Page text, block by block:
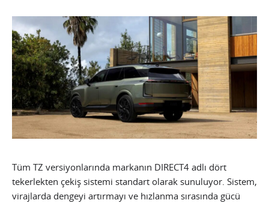
Tüm TZ versiyonlarında markanın DIRECT4 adlı dört
tekerlekten çekiş sistemi standart olarak sunuluyor. Sistem,
virajlarda dengeyi artırmayı ve hızlanma sırasında gücü